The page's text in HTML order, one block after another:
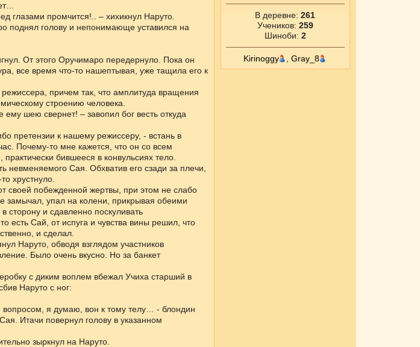
В деревне: 261
Учеников: 259
Шиноби: 2
Kirinoggy Gray_8
глазами промчится!.. – хихикнул Наруто.
поднял голову и непонимающе уставился на
От этого Оручимаро передернуло. Пока он
все время что-то нашептывая, уже тащила его к
причем так, что амплитуда вращения
строению человека.
шею свернет! – завопил бог весть откуда
претензии к нашему режиссеру, - встань в
Почему-то мне кажется, что он со всем
бившееся в конвульсиях тело.
невменяемого Сая. Обхватив его сзади за плечи,
хрустнуло.
своей побежденной жертвы, при этом не слабо
замычал, упал на колени, прикрывая обеими
сторону и сдавленно поскуливать
есть Сай, от испуга и чувства вины решил, что
и сделал.
Наруто, обводя взглядом участников
Было очень вкусно. Но за банкет
с диким воплем вбежал Учиха старший в
Наруто с ног:
я думаю, вон к тому телу… - блондин
Итачи повернул голову в указанном
зыркнул на Наруто.